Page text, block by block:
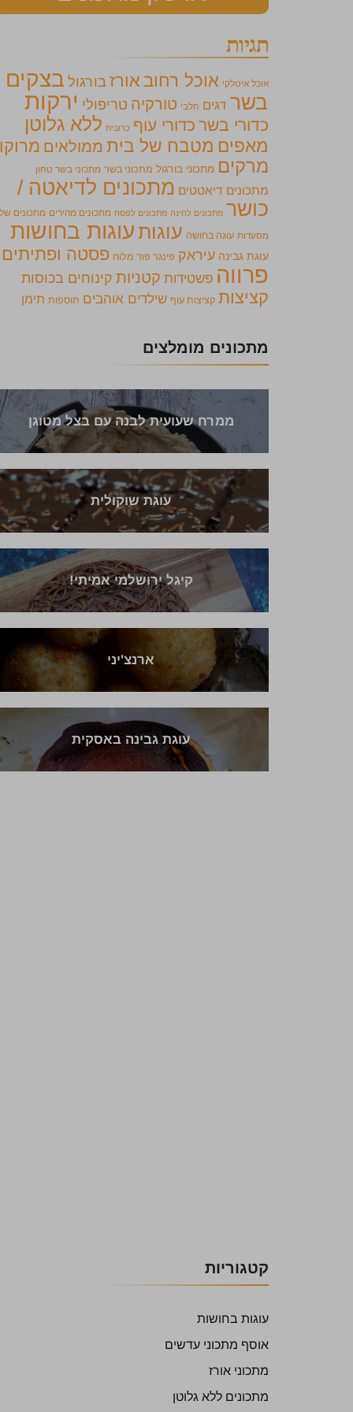
תגיות
אוכל איטלקי אוכל רחוב אורזבורגול בצקים
בשר דגים חלבי טורקיה טריפולי ירקות
כדורי בשר כדורי עוף כרובית ללא גלוטן
מאפים מטבח של בית ממולאים מרוקו
מרקים מתכוני בורגול מתכוני בשר מתכוני בשר טחון
מתכונים דיאטטים מתכונים לדיאטה /
כושר מתכונים לחינה מתכונים לפסח מתכונים מהירים מתכונים של
מסעדות עוגה בחושה עוגותעוגות בחושות
עוגת גבינה עיראק פינגר פוד מלוח פסטה ופתיתים
פרווה פשטידות קטניות קינוחים בכוסות
קציצות קציצות עוף שילדים אוהבים תוספות תימן
מתכונים מומלצים
ממרח שעועית לבנה עם בצל מטוגן
עוגת שוקולית
קיגל ירושלמי אמיתי!
ארנצ'יני
עוגת גבינה באסקית
קטגוריות
עוגות בחושות
אוסף מתכוני עדשים
מתכוני אורז
מתכונים ללא גלוטן